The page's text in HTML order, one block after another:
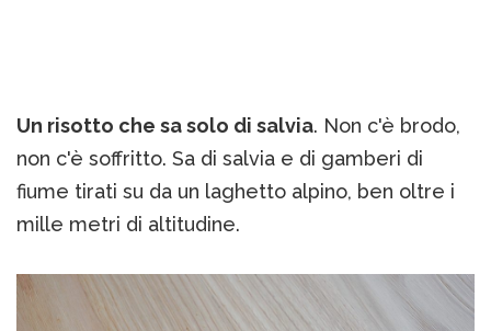
Un risotto che sa solo di salvia. Non c'è brodo,
non c'è soffritto. Sa di salvia e di gamberi di
fiume tirati su da un laghetto alpino, ben oltre i
mille metri di altitudine.